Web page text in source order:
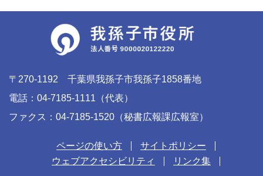
〒270-1192 千葉県我孫子市我孫子1858番地
電話：04-7185-1111（代表）
ファクス：04-7185-1520（秘書広報課広報室）
ページの使い方
サイトポリシー
ウェブアクセシビリティ
リンク集